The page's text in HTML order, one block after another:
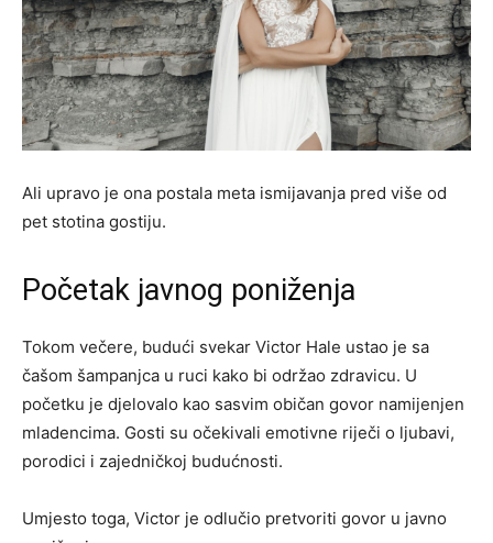
Ali upravo je ona postala meta ismijavanja pred više od
pet stotina gostiju.
Početak javnog poniženja
Tokom večere, budući svekar Victor Hale ustao je sa
čašom šampanjca u ruci kako bi održao zdravicu. U
početku je djelovalo kao sasvim običan govor namijenjen
mladencima. Gosti su očekivali emotivne riječi o ljubavi,
porodici i zajedničkoj budućnosti.
Umjesto toga, Victor je odlučio pretvoriti govor u javno